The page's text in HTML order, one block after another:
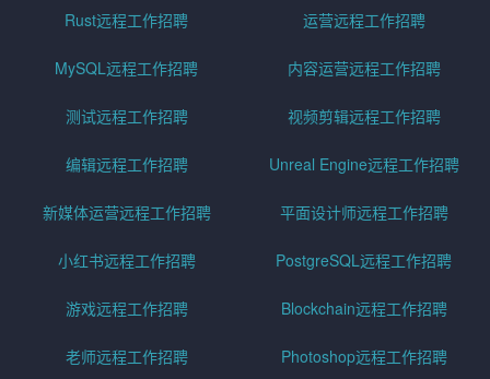
Rust远程工作招聘 运营远程工作招聘
MySQL远程工作招聘 内容运营远程工作招聘
测试远程工作招聘 视频剪辑远程工作招聘
编辑远程工作招聘 Unreal Engine远程工作招聘
新媒体运营远程工作招聘 平面设计师远程工作招聘
小红书远程工作招聘 PostgreSQL远程工作招聘
游戏远程工作招聘 Blockchain远程工作招聘
老师远程工作招聘 Photoshop远程工作招聘